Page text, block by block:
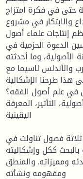
حتى في فكرة امتزاج
والابتكار في مشروع
إنتاجات علماء أصول
الدعوة الحزمية في
وما أحدثته
والأندلس لاسيما مع
هذا طرحنا الإشكالية
في علم أصول الفقه؟
التأثير، المعرفة
اليقينية
فصول تناولت في :
ككل وإشكاليته
ومميزاته. والمنطق
ومفهومه ونشأته